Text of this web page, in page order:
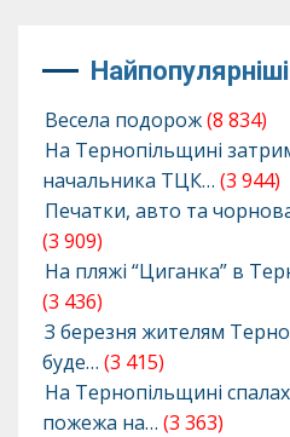
Найпопулярніші
Весела подорож(8 834)
На Тернопільщині
начальника ТЦК… (3 944)
Печатки, авто та
(3 909)
На пляжі “Циганка” в
(3 436)
З березня жителям
буде… (3 415)
На Тернопільщині
пожежа на… (3 363)